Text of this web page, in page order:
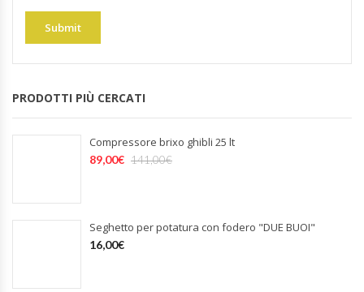
PRODOTTI PIÙ CERCATI
Compressore brixo ghibli 25 lt
141,00€
89,00€
Seghetto per potatura con fodero "DUE BUOI"
16,00€